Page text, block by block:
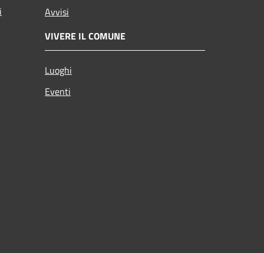
Avvisi
VIVERE IL COMUNE
Luoghi
Eventi